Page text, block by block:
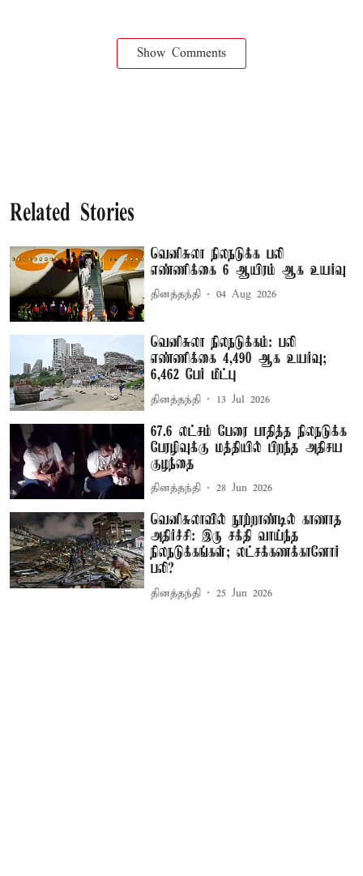
Show Comments
Related Stories
வெனிசுலா நிலநடுக்க பலி
எண்ணிக்கை 6 ஆயிரம் ஆக உயர்வு
தினத்தந்தி 04 Aug 2026
வெனிசுலா நிலநடுக்கம்: பலி
எண்ணிக்கை 4,490 ஆக உயர்வு;
6,462 பேர் மீட்பு
தினத்தந்தி 13 Jul 2026
67.6 லட்சம் பேரை பாதித்த நிலநடுக்க
பேரழிவுக்கு மத்தியில் பிறந்த அதிசய
குழந்தை
தினத்தந்தி 28 Jun 2026
வெனிசுலாவில் நூற்றாண்டில் காணாத
அதிர்ச்சி: இரு சக்தி வாய்ந்த
நிலநடுக்கங்கள்; லட்சக்கணக்கானோர்
பலி?
தினத்தந்தி 25 Jun 2026